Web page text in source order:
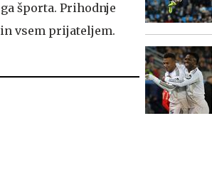
športa. Prihodnje
vsem prijateljem.